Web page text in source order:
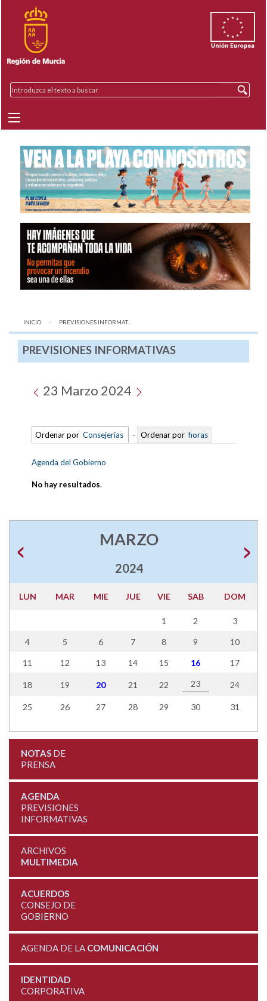
INICIO AQUÍ:
PREVISIONES INFORMAT...
PREVISIONES INFORMATIVAS
23 Marzo 2024
Ordenar por Consejerías - Ordenar por horas
Agenda del Gobierno
No hay resultados.
MARZO
2024
LUN MAR MIE JUE VIE SAB DOM
1 2 3
4 5 6 7 8 9 10
11 12 13 14 15 16 17
18 19 20 21 22 23 24
25 26 27 28 29 30 31
NOTASDE
PRENSA
AGENDA
PREVISIONES
INFORMATIVAS
ARCHIVOS
MULTIMEDIA
ACUERDOS
CONSEJO DE
GOBIERNO
AGENDA DE LA COMUNICACIÓN
IDENTIDAD
CORPORATIVA